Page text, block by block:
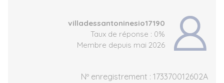
villadessantoninesio17190
Taux de réponse : 0%
Membre depuis mai 2026
Nº enregistrement : 173370012602A